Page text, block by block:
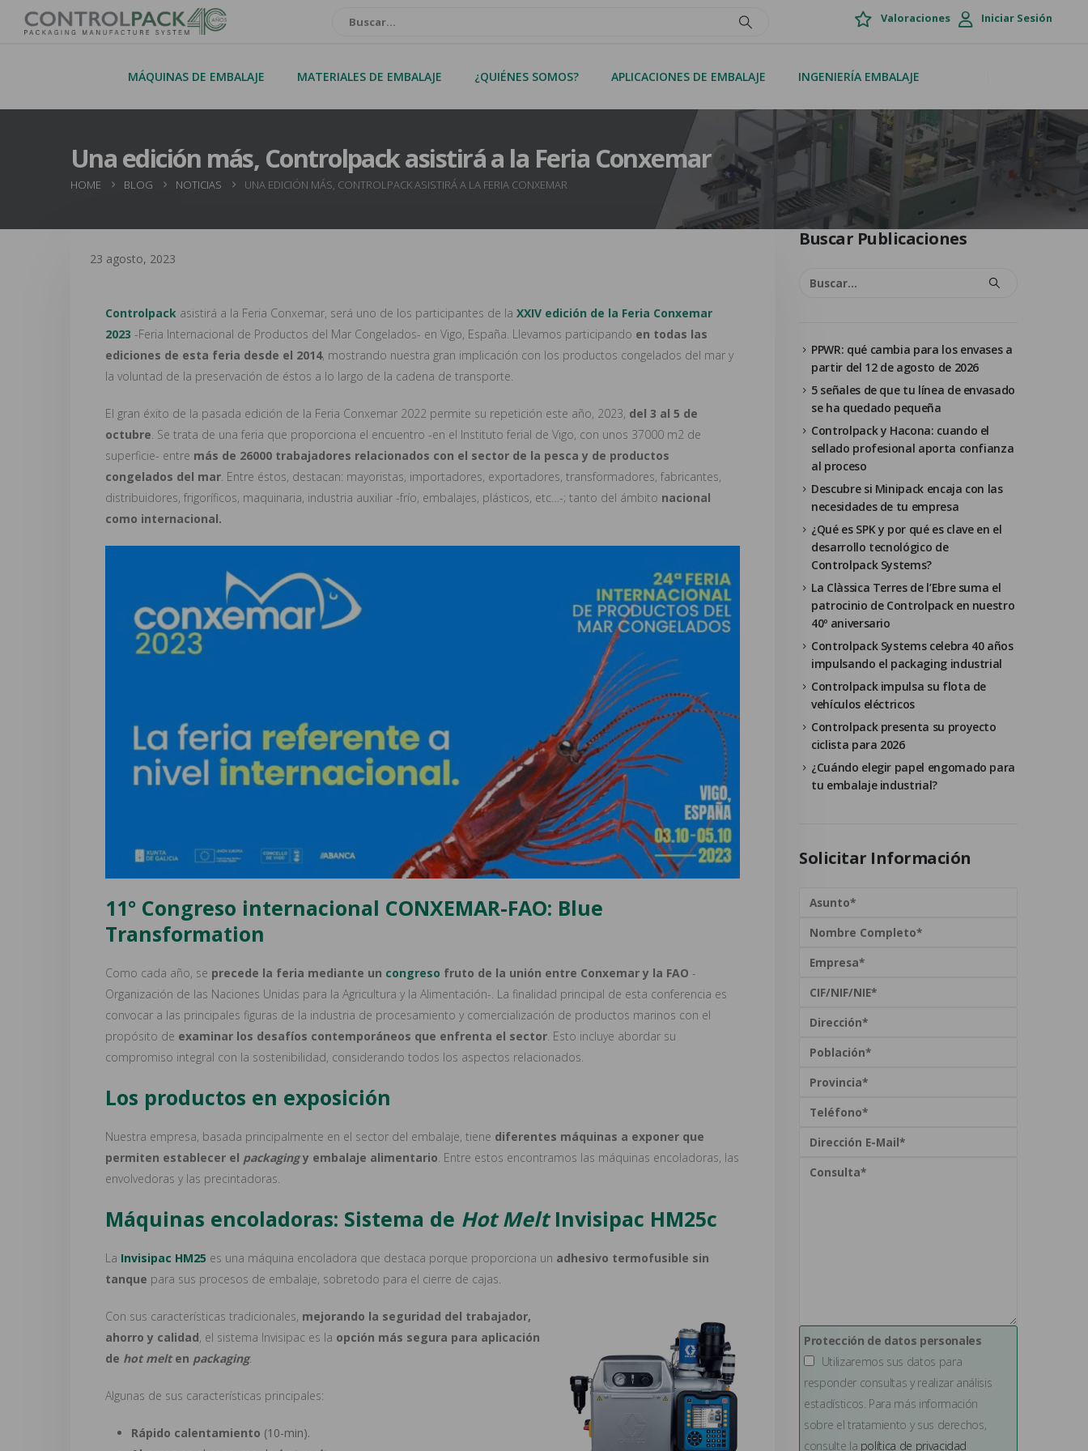
Valoraciones Iniciar Sesión
MÁQUINAS DE EMBALAJE MATERIALES DE EMBALAJE ¿QUIÉNES SOMOS? APLICACIONES DE EMBALAJE INGENIERÍA EMBALAJE
Una edición más, Controlpack asistirá a la Feria Conxemar
HOME BLOG NOTICIAS UNA EDICIÓN MÁS, CONTROLPACK ASISTIRÁ A LA FERIA CONXEMAR
23 agosto, 2023
Controlpack asistirá a la Feria Conxemar, será uno de los participantes de laXXIV edición de la Feria Conxemar
2023 -Feria Internacional de Productos del Mar Congelados- en Vigo, España. Llevamos participando en todas las
ediciones de esta feria desde el 2014, mostrando nuestra gran implicación con los productos congelados del mar y
la voluntad de la preservación de éstos a lo largo de la cadena de transporte.
El gran éxito de la pasada edición de la Feria Conxemar 2022 permite su repetición este año, 2023, del 3 al 5 de
octubre. Se trata de una feria que proporciona el encuentro -en el Instituto ferial de Vigo, con unos 37000 m2 de
superficie- entre más de 26000 trabajadores relacionados con el sector de la pesca y de productos
congelados del mar. Entre éstos, destacan: mayoristas, importadores, exportadores, transformadores, fabricantes,
distribuidores, frigoríficos, maquinaria, industria auxiliar -frío, embalajes, plásticos, etc…-; tanto del ámbito nacional
como internacional.
11° Congreso internacional CONXEMAR-FAO: Blue
Transformation
Como cada año, se precede la feria mediante un congreso fruto de la unión entre Conxemar y la FAO -
Organización de las Naciones Unidas para la Agricultura y la Alimentación-. La finalidad principal de esta conferencia es
convocar a las principales figuras de la industria de procesamiento y comercialización de productos marinos con el
propósito de examinar los desafíos contemporáneos que enfrenta el sector. Esto incluye abordar su
compromiso integral con la sostenibilidad, considerando todos los aspectos relacionados.
Los productos en exposición
Nuestra empresa, basada principalmente en el sector del embalaje, tiene diferentes máquinas a exponer que
permiten establecer el packagingy embalaje alimentario. Entre estos encontramos las máquinas encoladoras, las
envolvedoras y las precintadoras.
Máquinas encoladoras: Sistema de Hot MeltInvisipac HM25c
La Invisipac HM25 es una máquina encoladora que destaca porque proporciona un adhesivo termofusible sin
tanque para sus procesos de embalaje, sobretodo para el cierre de cajas.
Con sus características tradicionales, mejorando la seguridad del trabajador,
ahorro y calidad, el sistema Invisipac es la opción más segura para aplicación
de hot melten packaging.
Algunas de sus características principales:
Rápido calentamiento (10-min).
Buscar Publicaciones
PPWR: qué cambia para los envases a
partir del 12 de agosto de 2026
5 señales de que tu línea de envasado
se ha quedado pequeña
Controlpack y Hacona: cuando el
sellado profesional aporta confianza
al proceso
Descubre si Minipack encaja con las
necesidades de tu empresa
¿Qué es SPK y por qué es clave en el
desarrollo tecnológico de
Controlpack Systems?
La Clàssica Terres de l’Ebre suma el
patrocinio de Controlpack en nuestro
40º aniversario
Controlpack Systems celebra 40 años
impulsando el packaging industrial
Controlpack impulsa su flota de
vehículos eléctricos
Controlpack presenta su proyecto
ciclista para 2026
¿Cuándo elegir papel engomado para
tu embalaje industrial?
Solicitar Información
Protección de datos personales
Utilizaremos sus datos para
responder consultas y realizar análisis
estadísticos. Para más información
sobre el tratamiento y sus derechos,
consulte la política de privacidad